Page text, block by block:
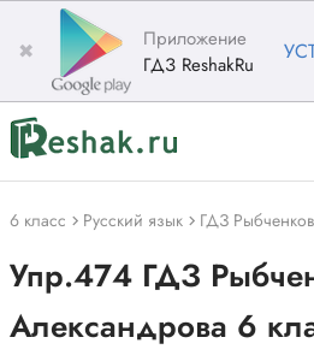
✖
Приложение
ГДЗ ReshakRu
6 класс Русский язык ГДЗ
Упр.474 ГДЗ
Александрова 6